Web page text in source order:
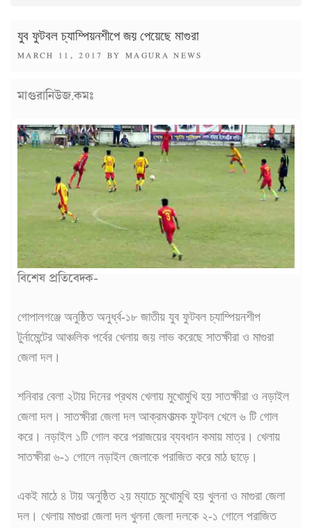
যুব ফুটবল চ্যাম্পিয়নশীপে জয় পেয়েছে মাগুরা
POSTED
MARCH 11, 2017 BY MAGURA NEWS
মাগুরানিউজ.কমঃ
বিশেষ প্রতিবেদক-
গোপালগঞ্জে অনুষ্ঠিত অনুর্ধ্ব-১৮ জাতীয় যুব ফুটবল চ্যাম্পিয়নশীপ
টুর্নামেন্টের আঞ্চলিক পর্বের খেলায় জয় লাভ করেছে সাতক্ষীরা ও মাগুরা
জেলা দল।
শনিবার বেলা ২টায় দিনের প্রথম খেলায় মুখোমুখি হয় সাতক্ষীরা ও নড়াইল
জেলা দল। সাতক্ষীরা জেলা দল আক্রমণাত্মক ফুটবল খেলে ৬ টি গোল
করে। নড়াইল ১টি গোল করে পরাজয়ের ব্যবধান কমায় মাত্র। খেলায়
সাতক্ষীরা ৬-১ গোলে নড়াইল জেলাকে পরাজিত করে মাঠ ছাড়ে।
একই মাঠে ৪ টায় অনুষ্ঠিত ২য় ম্যাচে মুখোমুখি হয় খুলনা ও মাগুরা জেলা
দল। খেলায় মাগুরা জেলা দল খুলনা জেলা দলকে ২-১ গোলে পরাজিত